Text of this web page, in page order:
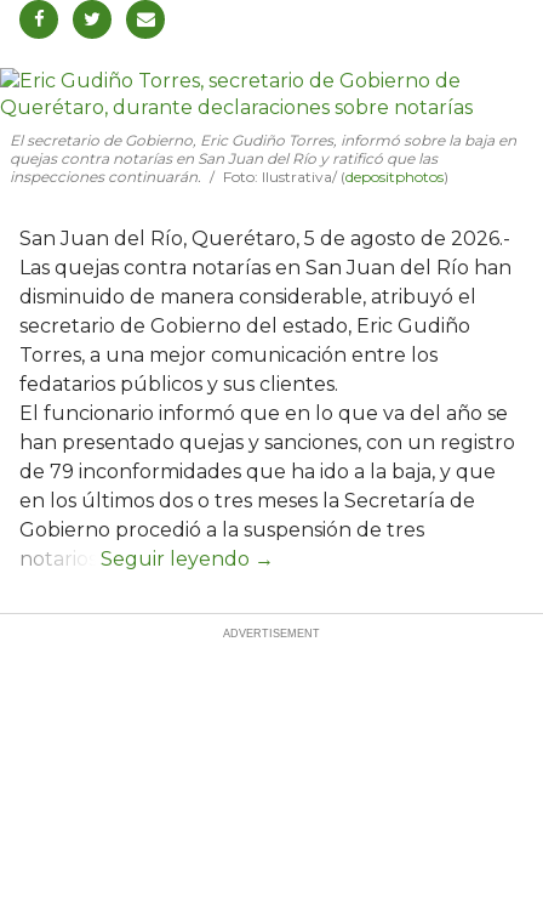
El secretario de Gobierno, Eric Gudiño Torres, informó sobre la baja en
quejas contra notarías en San Juan del Río y ratificó que las
inspecciones continuarán.
Foto: Ilustrativa/ (depositphotos)
San Juan del Río, Querétaro, 5 de agosto de 2026.-
Las quejas contra notarías en San Juan del Río han
disminuido de manera considerable, atribuyó el
secretario de Gobierno del estado, Eric Gudiño
Torres, a una mejor comunicación entre los
fedatarios públicos y sus clientes.
El funcionario informó que en lo que va del año se
han presentado quejas y sanciones, con un registro
de 79 inconformidades que ha ido a la baja, y que
en los últimos dos o tres meses la Secretaría de
Gobierno procedió a la suspensión de tres
notarios.